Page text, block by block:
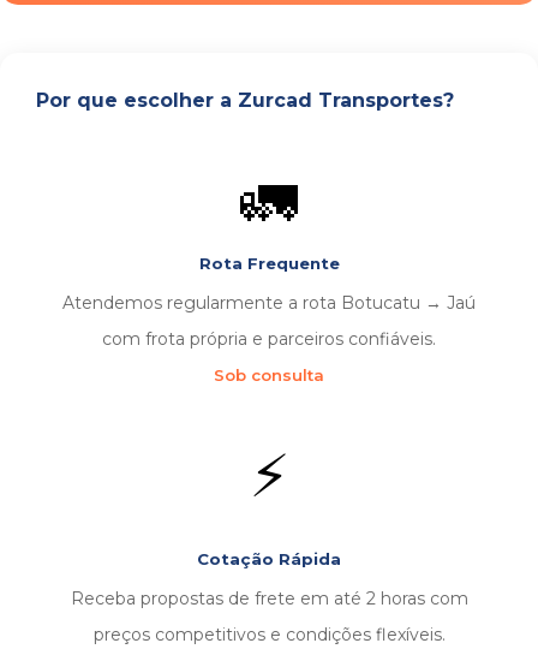
Por que escolher a Zurcad Transportes?
🚛
Rota Frequente
Atendemos regularmente a rota Botucatu → Jaú
com frota própria e parceiros confiáveis.
Sob consulta
⚡
Cotação Rápida
Receba propostas de frete em até 2 horas com
preços competitivos e condições flexíveis.